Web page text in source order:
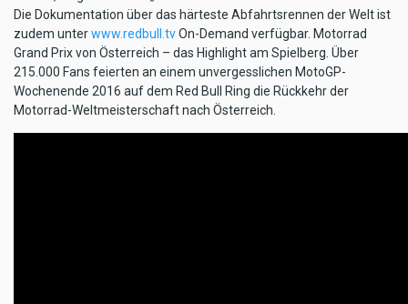
Die Dokumentation über das härteste Abfahrtsrennen der Welt ist
zudem unterwww.redbull.tvOn-Demand verfügbar. Motorrad
Grand Prix von Österreich – das Highlight am Spielberg. Über
215.000 Fans feierten an einem unvergesslichen MotoGP-
Wochenende 2016 auf dem Red Bull Ring die Rückkehr der
Motorrad-Weltmeisterschaft nach Österreich.